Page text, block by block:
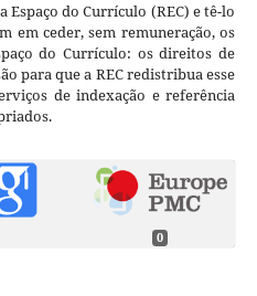
do Currículo (REC) e tê-lo
em ceder, sem remuneração, os
do Currículo: os direitos de
para que a REC redistribua esse
de indexação e referência
0